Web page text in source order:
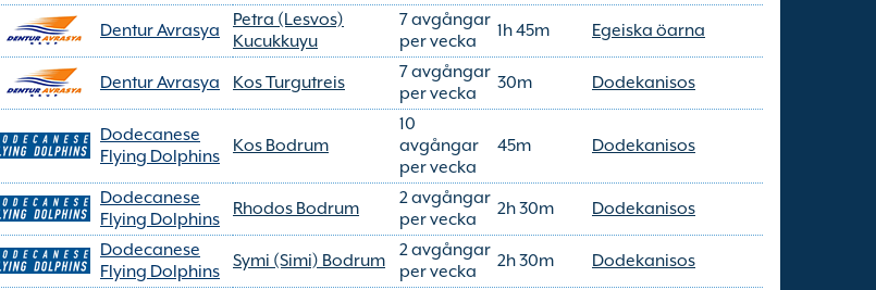
Dentur Avrasya
Petra (Lesvos)
Kucukkuyu
7 avgångar
per vecka
1h 45m Egeiska öarna
Dentur Avrasya Kos Turgutreis
7 avgångar
per vecka
30m Dodekanisos
Dodecanese
Flying Dolphins
Kos Bodrum
10
avgångar
per vecka
45m Dodekanisos
Dodecanese
Flying Dolphins
Rhodos Bodrum
2 avgångar
per vecka
2h 30m Dodekanisos
Dodecanese
Flying Dolphins
Symi (Simi) Bodrum
2 avgångar
per vecka
2h 30m Dodekanisos